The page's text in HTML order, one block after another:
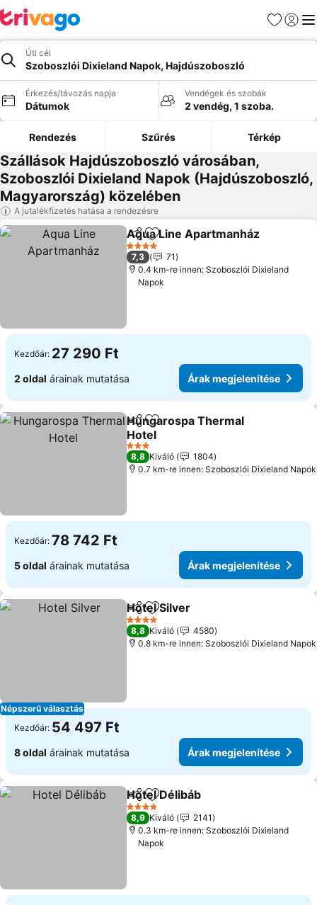
Kedvencek
Úti cél
Szoboszlói Dixieland Napok, Hajdúszoboszló
Érkezés/távozás napja
Dátumok
Vendégek és szobák
2 vendég, 1 szoba.
Rendezés Szűrés Térkép
Szállások Hajdúszoboszló városában,
Szoboszlói Dixieland Napok (Hajdúszoboszló,
Magyarország) közelében
A jutalékfizetés hatása a rendezésre
Megosztás
Hozzáadás a kedvencekhez
Aqua Line Apartmanház
4 Kategória
7,3
71
0.4 km-re innen: Szoboszlói Dixieland
Napok
Kezdőár: 27 290 Ft
2 oldal árainak mutatása Árak megjelenítése
Megosztás
Hozzáadás a kedvencekhez
Hungarospa Thermal
Hotel
3 Kategória
8,8 Kiváló
1804
0.7 km-re innen: Szoboszlói Dixieland Napok
Kezdőár: 78 742 Ft
5 oldal árainak mutatása Árak megjelenítése
Népszerű választás
Megosztás
Hozzáadás a kedvencekhez
Hotel Silver
4 Kategória
8,8 Kiváló
4580
0.8 km-re innen: Szoboszlói Dixieland Napok
Kezdőár: 54 497 Ft
8 oldal árainak mutatása Árak megjelenítése
Megosztás
Hozzáadás a kedvencekhez
Hotel Délibáb
4 Kategória
8,9 Kiváló
2141
0.3 km-re innen: Szoboszlói Dixieland
Napok